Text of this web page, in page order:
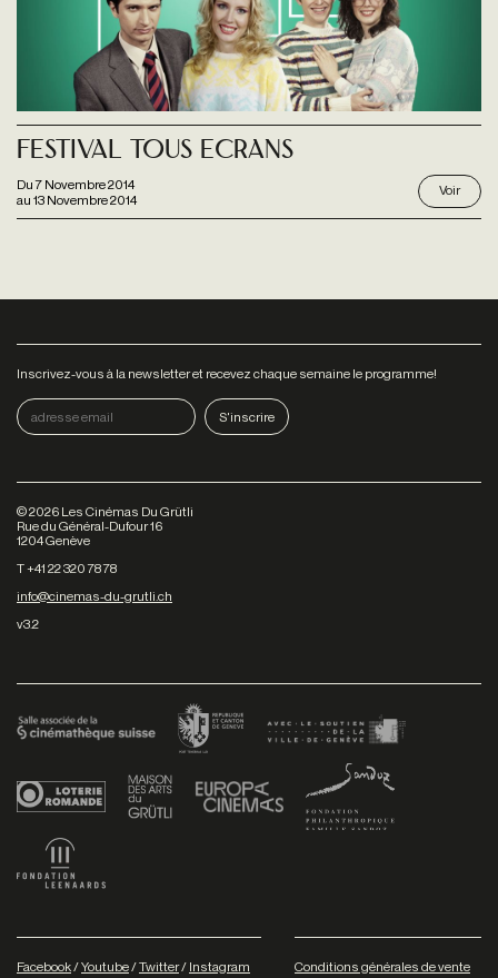
Du7 Novembre 2014
au 13 Novembre 2014
Festival Tous Ecrans
Voir
Inscrivez-vous à la newsletter et recevez chaque semaine le programme!
©2026 Les Cinémas Du Grütli
Rue du Général-Dufour 16
1204 Genève
T +41 22 320 78 78
info@cinemas-du-grutli.ch
v3.2
Facebook/Youtube/Twitter/ Instagram Conditions générales de vente